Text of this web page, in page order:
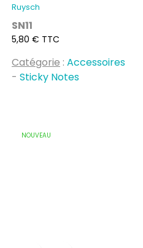
Ruysch
SN11
Prix
5,80 € TTC
Catégorie : Accessoires
- Sticky Notes
NOUVEAU